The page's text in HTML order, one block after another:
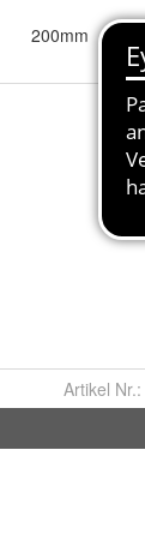
200mm
Artikel Nr.: